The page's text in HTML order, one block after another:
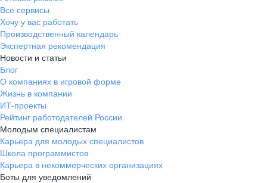
Все сервисы
Хочу у вас работать
Производственный календарь
Экспертная рекомендация
Новости и статьи
Блог
О компаниях в игровой форме
Жизнь в компании
ИТ-проекты
Рейтинг работодателей России
Молодым специалистам
Карьера для молодых специалистов
Школа программистов
Карьера в некоммерческих организациях
Боты для уведомлений